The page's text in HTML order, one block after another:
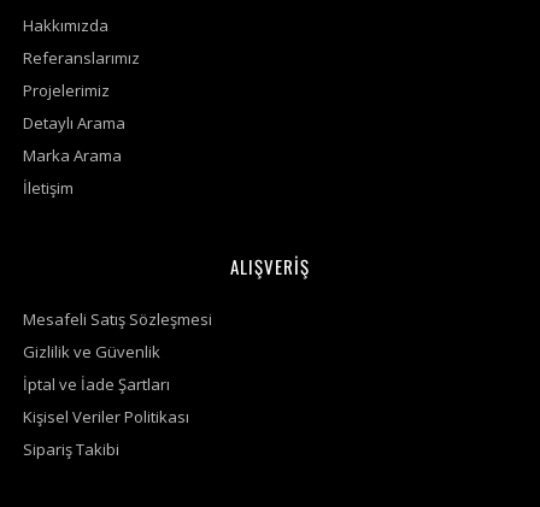
Hakkımızda
Referanslarımız
Projelerimiz
Detaylı Arama
Marka Arama
İletişim
ALIŞVERİŞ
Mesafeli Satış Sözleşmesi
Gizlilik ve Güvenlik
İptal ve İade Şartları
Kişisel Veriler Politikası
Sipariş Takibi